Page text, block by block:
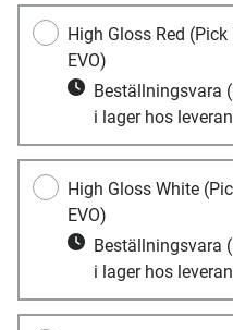
High Gloss Red (Pick
EVO)
Beställningsvara
i lager hos
High Gloss White
EVO)
Beställningsvara
i lager hos